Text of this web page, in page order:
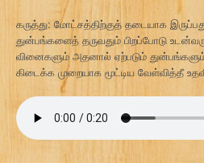
கருத்து: மோட்சத்திற்குத் தடையாக
துன்பங்களைத் தருவதும் பிறப்போடு
வினைகளும் அதனால் ஏற்படும்
கிடைக்க முறையாக மூட்டிய வேள்வித்தீ